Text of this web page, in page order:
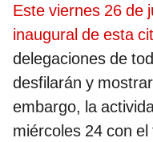
Este viernes 26 de
inaugural de esta
delegaciones de
desfilarán y
embargo, la
miércoles 24 con